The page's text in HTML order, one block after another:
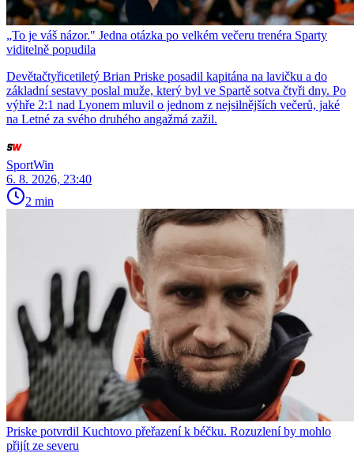
„To je váš názor." Jedna otázka po velkém večeru trenéra Sparty
viditelně popudila
Devětačtyřicetiletý Brian Priske posadil kapitána na lavičku a do
základní sestavy poslal muže, který byl ve Spartě sotva čtyři dny. Po
výhře 2:1 nad Lyonem mluvil o jednom z nejsilnějších večerů, jaké
na Letné za svého druhého angažmá zažil.
SportWin
6. 8. 2026, 23:40
2 min
Priske potvrdil Kuchtovo přeřazení k béčku. Rozuzlení by mohlo
přijít ze severu